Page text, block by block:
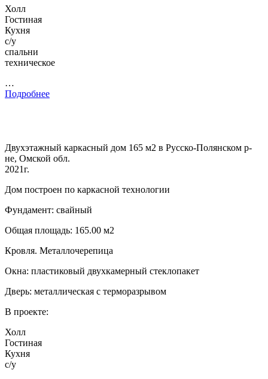
Холл
Гостиная
Кухня
с/у
спальни
техническое
…
Подробнее
Двухэтажный каркасный дом 165 м2 в Русско-Полянском р-
не, Омской обл.
2021г.
Дом построен по каркасной технологии
Фундамент: свайный
Общая площадь: 165.00 м2
Кровля. Металлочерепица
Окна: пластиковый двухкамерный стеклопакет
Дверь: металлическая с терморазрывом
В проекте:
Холл
Гостиная
Кухня
с/у